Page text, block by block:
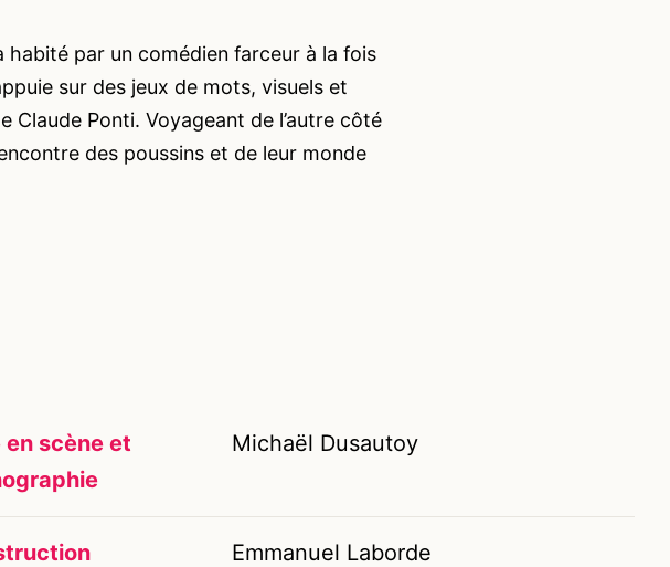
par un comédien farceur à la fois
sur des jeux de mots, visuels et
Claude Ponti. Voyageant de l’autre côté
des poussins et de leur monde
en scène et
Michaël Dusautoy
Emmanuel Laborde